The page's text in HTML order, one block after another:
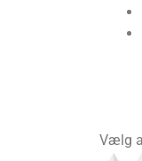
Vælg